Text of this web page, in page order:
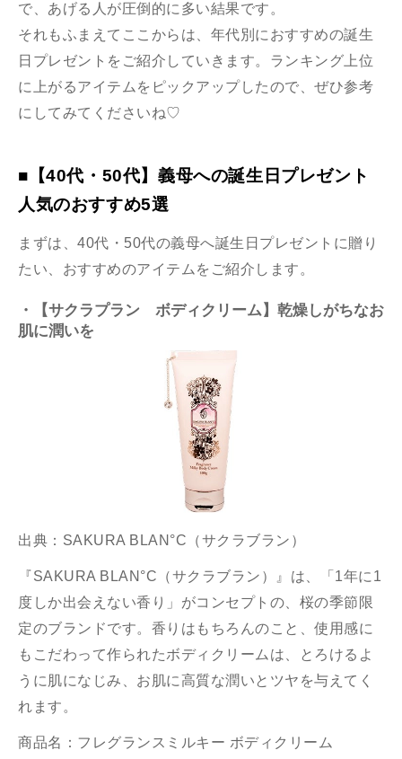
で 、あげる人が圧倒的に多い結果です。
それもふまえてここからは、年代別におすすめの誕生
日プレゼントをご紹介していきます。ランキング上位
に上がるアイテムをピックアップしたので、ぜひ参考
にしてみてくださいね♡
■【40代・50代】義母への誕生日プレゼント
人気のおすすめ5選
まずは、40代・50代の義母へ誕生日プレゼントに贈り
たい、おすすめのアイテムをご紹介します。
・【サクラプラン ボディクリーム】乾燥しがちなお
肌に潤いを
出典： SAKURA BLAN°C（サクラブラン）
『SAKURA BLAN°C（サクラブラン）』は、「1年に1
度しか出会えない香り」がコンセプトの、桜の季節限
定のブランドです。香りはもちろんのこと、使用感に
もこだわって作られたボディクリームは、とろけるよ
うに肌になじみ、お肌に高質な潤いとツヤを与えてく
れます。
商品名：フレグランスミルキー ボディクリーム